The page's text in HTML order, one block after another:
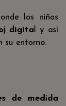
los niños
digita l y así
su entorno.
de medida